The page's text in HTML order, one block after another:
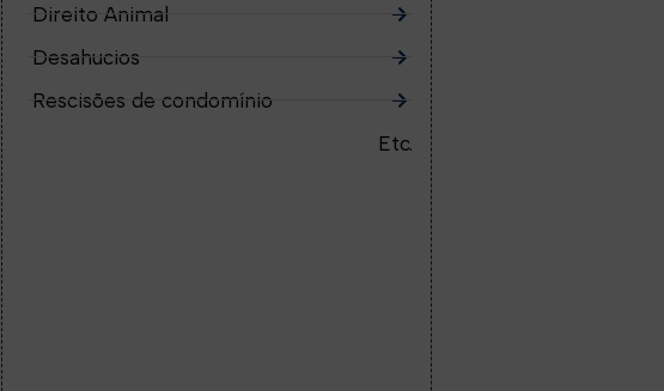
Direito Animal
Desahucios
Rescisões de condomínio
Etc.